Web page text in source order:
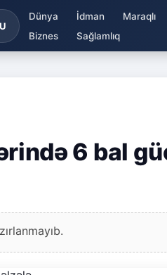
Dünya İdman Maraqlı
Biznes
Sağlamlıq
6 bal